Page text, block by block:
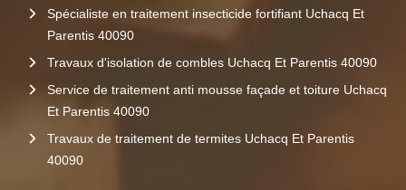
Spécialiste en traitement insecticide fortifiant Uchacq Et
Parentis 40090
Travaux d'isolation de combles Uchacq Et Parentis 40090
Service de traitement anti mousse façade et toiture Uchacq
Et Parentis 40090
Travaux de traitement de termites Uchacq Et Parentis
40090